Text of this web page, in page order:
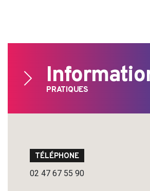
PRATIQUES
TÉLÉPHONE
02 47 67 55 90